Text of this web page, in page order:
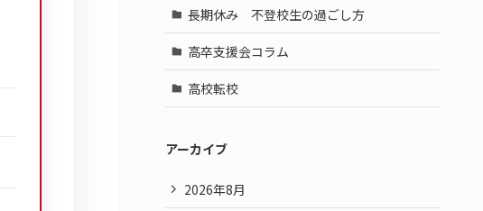
長期休み 不登校生の過ごし方
高卒支援会コラム
高校転校
アーカイブ
2026年8月